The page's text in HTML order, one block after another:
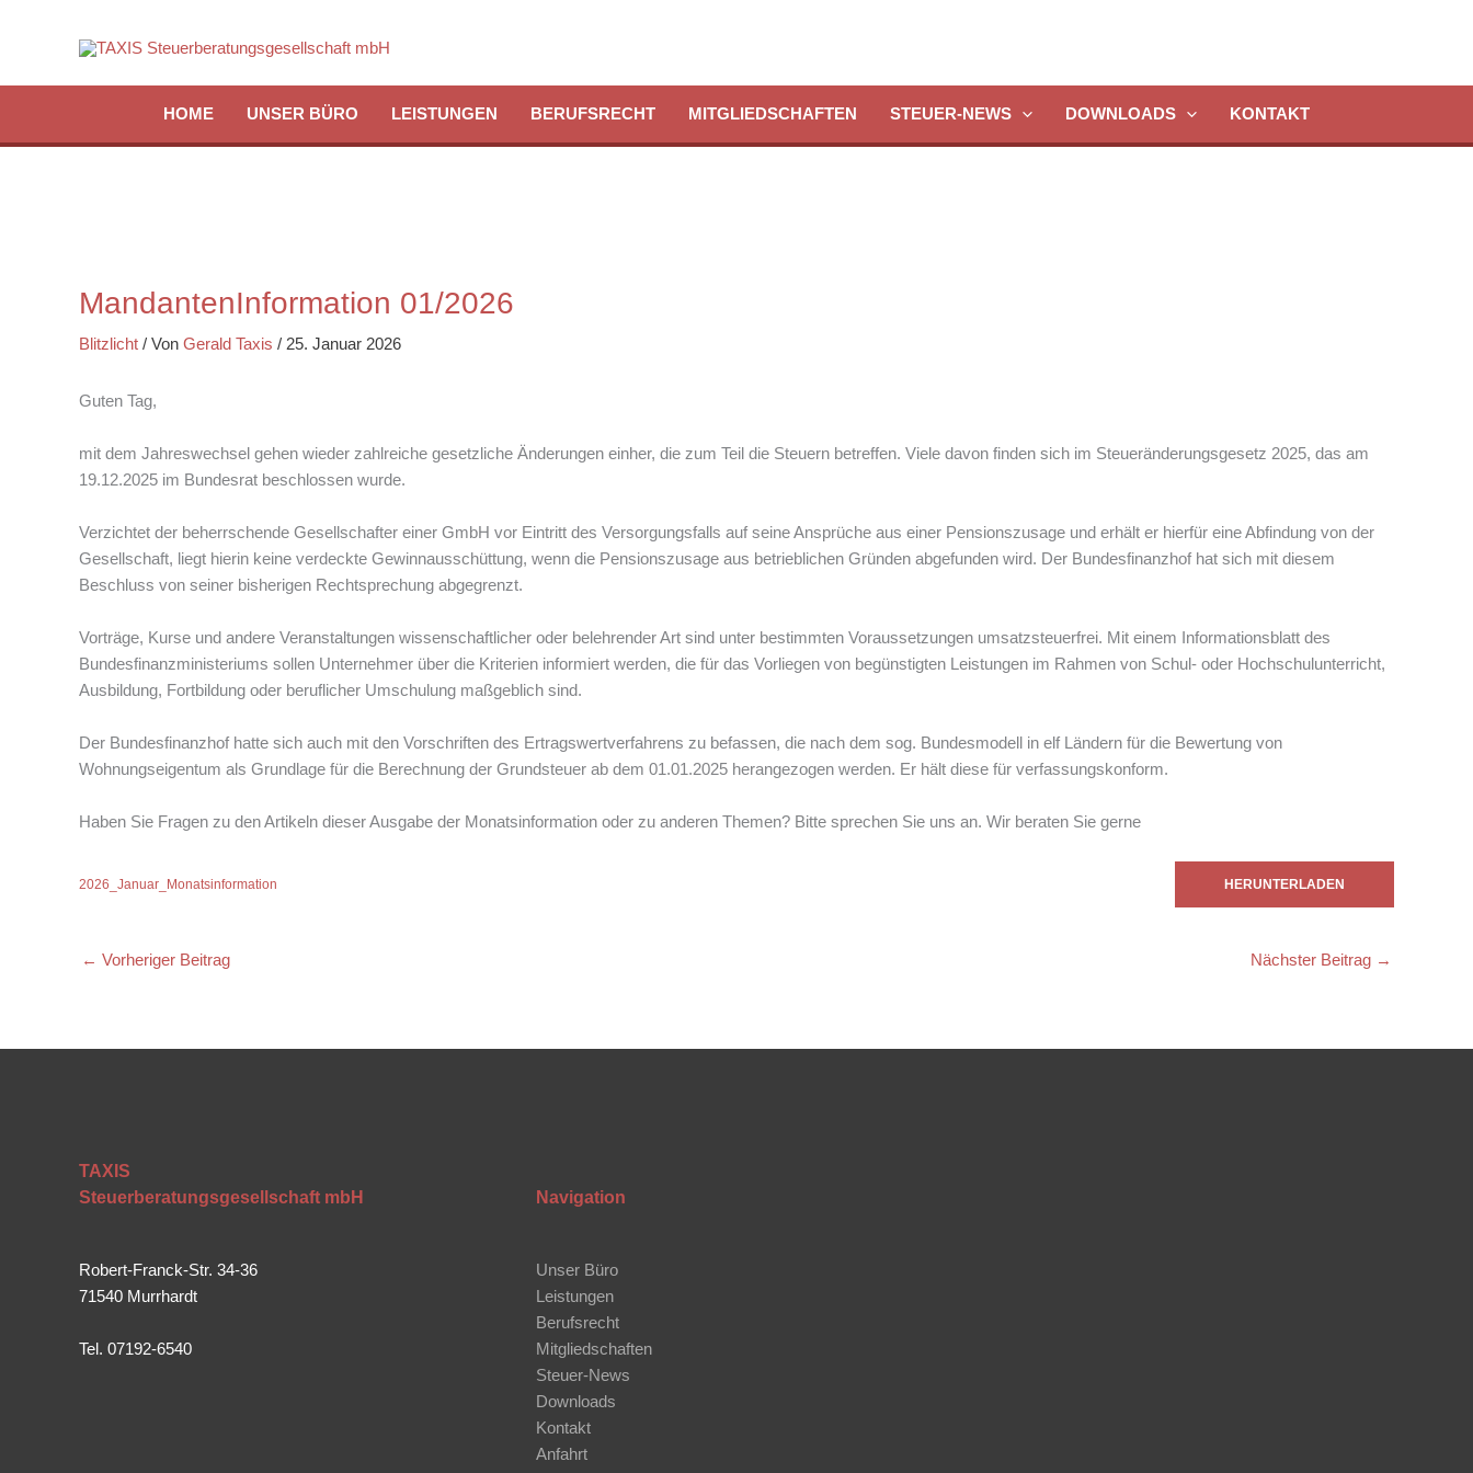
HOME UNSER BÜRO LEISTUNGEN BERUFSRECHT MITGLIEDSCHAFTEN STEUER-NEWS DOWNLOADS KONTAKT
MandantenInformation 01/2026
Blitzlicht / Von Gerald Taxis / 25. Januar 2026
Guten Tag,
mit dem Jahreswechsel gehen wieder zahlreiche gesetzliche Änderungen einher, die zum Teil die Steuern betreffen. Viele davon finden sich im Steueränderungsgesetz 2025, das am
19.12.2025 im Bundesrat beschlossen wurde.
Verzichtet der beherrschende Gesellschafter einer GmbH vor Eintritt des Versorgungsfalls auf seine Ansprüche aus einer Pensionszusage und erhält er hierfür eine Abfindung von der
Gesellschaft, liegt hierin keine verdeckte Gewinnausschüttung, wenn die Pensionszusage aus betrieblichen Gründen abgefunden wird. Der Bundesfinanzhof hat sich mit diesem
Beschluss von seiner bisherigen Rechtsprechung abgegrenzt.
Vorträge, Kurse und andere Veranstaltungen wissenschaftlicher oder belehrender Art sind unter bestimmten Voraussetzungen umsatzsteuerfrei. Mit einem Informationsblatt des
Bundesfinanzministeriums sollen Unternehmer über die Kriterien informiert werden, die für das Vorliegen von begünstigten Leistungen im Rahmen von Schul- oder Hochschulunterricht,
Ausbildung, Fortbildung oder beruflicher Umschulung maßgeblich sind.
Der Bundesfinanzhof hatte sich auch mit den Vorschriften des Ertragswertverfahrens zu befassen, die nach dem sog. Bundesmodell in elf Ländern für die Bewertung von
Wohnungseigentum als Grundlage für die Berechnung der Grundsteuer ab dem 01.01.2025 herangezogen werden. Er hält diese für verfassungskonform.
Haben Sie Fragen zu den Artikeln dieser Ausgabe der Monatsinformation oder zu anderen Themen? Bitte sprechen Sie uns an. Wir beraten Sie gerne
2026_Januar_Monatsinformation HERUNTERLADEN
← Vorheriger Beitrag Nächster Beitrag →
TAXIS
Steuerberatungsgesellschaft mbH
Robert-Franck-Str. 34-36
71540 Murrhardt
Tel. 07192-6540
Navigation
Unser Büro
Leistungen
Berufsrecht
Mitgliedschaften
Steuer-News
Downloads
Kontakt
Anfahrt